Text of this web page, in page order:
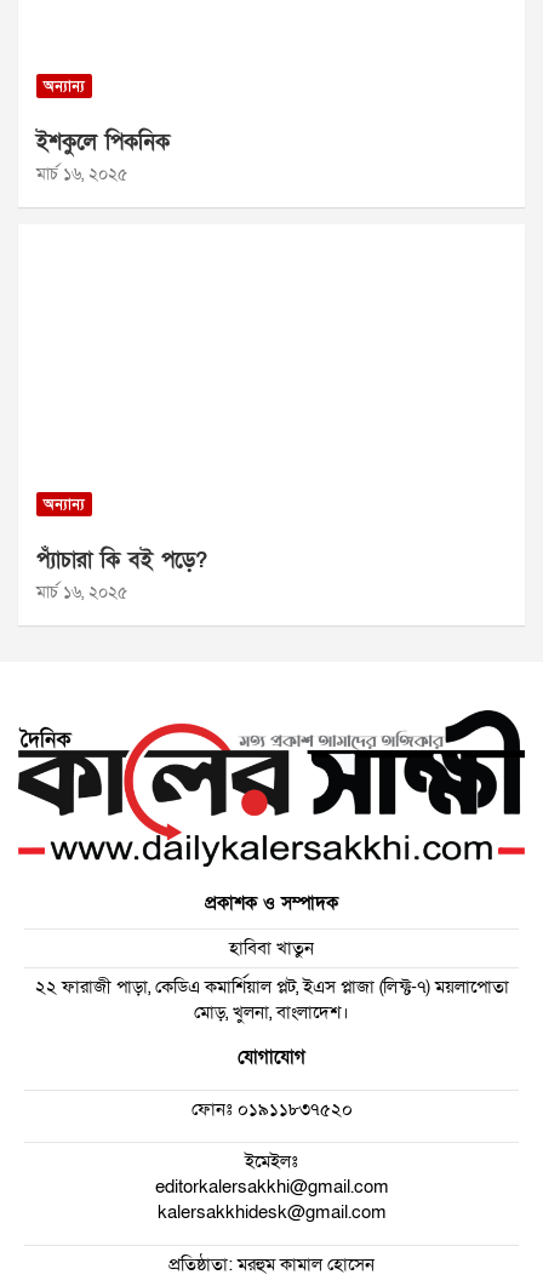
অন্যান্য
ইশকুলে পিকনিক
মার্চ ১৬, ২০২৫
অন্যান্য
প্যাঁচারা কি বই পড়ে?
মার্চ ১৬, ২০২৫
প্রকাশক ও সম্পাদক
হাবিবা খাতুন
২২ ফারাজী পাড়া, কেডিএ কমার্শিয়াল প্লট, ইএস প্লাজা (লিফ্ট-৭) ময়লাপোতা
মোড়, খুলনা, বাংলাদেশ।
যোগাযোগ
ফোনঃ০১৯১১৮৩৭৫২০
ইমেইলঃ
editorkalersakkhi@gmail.com
kalersakkhidesk@gmail.com
প্রতিষ্ঠাতা: মরহুম কামাল হোসেন